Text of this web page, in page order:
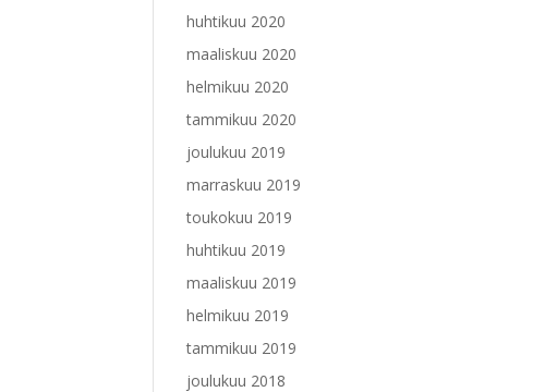
huhtikuu 2020
maaliskuu 2020
helmikuu 2020
tammikuu 2020
joulukuu 2019
marraskuu 2019
toukokuu 2019
huhtikuu 2019
maaliskuu 2019
helmikuu 2019
tammikuu 2019
joulukuu 2018